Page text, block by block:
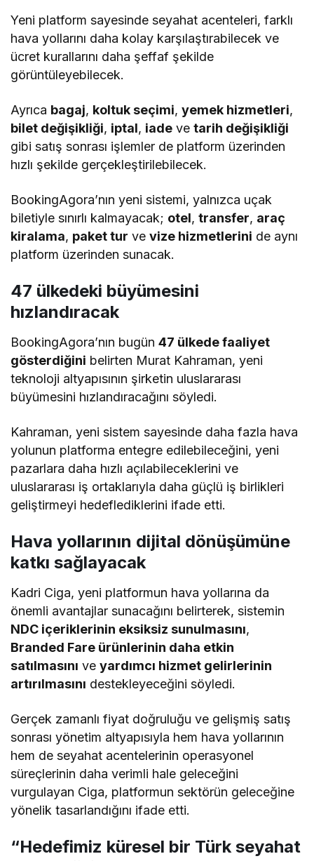
Yeni platform sayesinde seyahat acenteleri, farklı
hava yollarını daha kolay karşılaştırabilecek ve
ücret kurallarını daha şeffaf şekilde
görüntüleyebilecek.
Ayrıca bagaj, koltuk seçimi,yemek hizmetleri,
bilet değişikliği, iptal, iade vetarih değişikliği
gibi satış sonrası işlemler de platform üzerinden
hızlı şekilde gerçekleştirilebilecek.
BookingAgora’nın yeni sistemi, yalnızca uçak
biletiyle sınırlı kalmayacak; otel,transfer, araç
kiralama, paket tur vevize hizmetlerini de aynı
platform üzerinden sunacak.
47 ülkedeki büyümesini
hızlandıracak
BookingAgora’nın bugün47 ülkede faaliyet
gösterdiğini belirten Murat Kahraman, yeni
teknoloji altyapısının şirketin uluslararası
büyümesini hızlandıracağını söyledi.
Kahraman, yeni sistem sayesinde daha fazla hava
yolunun platforma entegre edilebileceğini, yeni
pazarlara daha hızlı açılabileceklerini ve
uluslararası iş ortaklarıyla daha güçlü iş birlikleri
geliştirmeyi hedeflediklerini ifade etti.
Hava yollarının dijital dönüşümüne
katkı sağlayacak
Kadri Ciga, yeni platformun hava yollarına da
önemli avantajlar sunacağını belirterek, sistemin
NDC içeriklerinin eksiksiz sunulmasını,
Branded Fare ürünlerinin daha etkin
satılmasını veyardımcı hizmet gelirlerinin
artırılmasını destekleyeceğini söyledi.
Gerçek zamanlı fiyat doğruluğu ve gelişmiş satış
sonrası yönetim altyapısıyla hem hava yollarının
hem de seyahat acentelerinin operasyonel
süreçlerinin daha verimli hale geleceğini
vurgulayan Ciga, platformun sektörün geleceğine
yönelik tasarlandığını ifade etti.
“Hedefimiz küresel bir Türk seyahat